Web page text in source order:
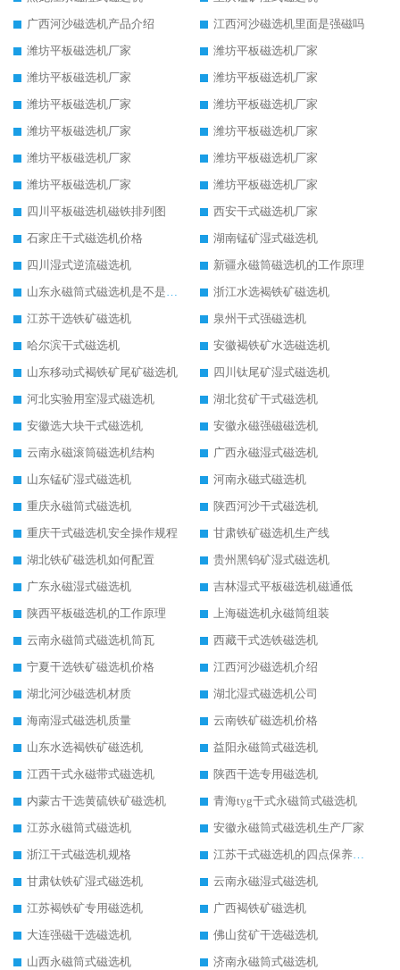
广西河沙磁选机产品介绍
江西河沙磁选机里面是强磁吗
潍坊平板磁选机厂家
潍坊平板磁选机厂家
潍坊平板磁选机厂家
潍坊平板磁选机厂家
潍坊平板磁选机厂家
潍坊平板磁选机厂家
潍坊平板磁选机厂家
潍坊平板磁选机厂家
潍坊平板磁选机厂家
潍坊平板磁选机厂家
潍坊平板磁选机厂家
潍坊平板磁选机厂家
四川平板磁选机磁铁排列图
西安干式磁选机厂家
石家庄干式磁选机价格
湖南锰矿湿式磁选机
四川湿式逆流磁选机
新疆永磁筒磁选机的工作原理
山东永磁筒式磁选机是不是强磁
浙江水选褐铁矿磁选机
江苏干选铁矿磁选机
泉州干式强磁选机
哈尔滨干式磁选机
安徽褐铁矿水选磁选机
山东移动式褐铁矿尾矿磁选机
四川钛尾矿湿式磁选机
河北实验用室湿式磁选机
湖北贫矿干式磁选机
安徽选大块干式磁选机
安徽永磁强磁磁选机
云南永磁滚筒磁选机结构
广西永磁湿式磁选机
山东锰矿湿式磁选机
河南永磁式磁选机
重庆永磁筒式磁选机
陕西河沙干式磁选机
重庆干式磁选机安全操作规程
甘肃铁矿磁选机生产线
湖北铁矿磁选机如何配置
贵州黑钨矿湿式磁选机
广东永磁湿式磁选机
吉林湿式平板磁选机磁通低
陕西平板磁选机的工作原理
上海磁选机永磁筒组装
云南永磁筒式磁选机筒瓦
西藏干式选铁磁选机
宁夏干选铁矿磁选机价格
江西河沙磁选机介绍
湖北河沙磁选机材质
湖北湿式磁选机公司
海南湿式磁选机质量
云南铁矿磁选机价格
山东水选褐铁矿磁选机
益阳永磁筒式磁选机
江西干式永磁带式磁选机
陕西干选专用磁选机
内蒙古干选黄硫铁矿磁选机
青海tyg干式永磁筒式磁选机
江苏永磁筒式磁选机
安徽永磁筒式磁选机生产厂家
浙江干式磁选机规格
江苏干式磁选机的四点保养秘籍
甘肃钛铁矿湿式磁选机
云南永磁湿式磁选机
江苏褐铁矿专用磁选机
广西褐铁矿磁选机
大连强磁干选磁选机
佛山贫矿干选磁选机
山西永磁筒式磁选机
济南永磁筒式磁选机